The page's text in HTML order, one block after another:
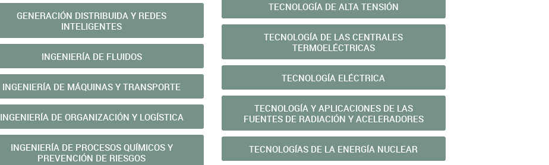
GENERACIÓN DISTRIBUIDA Y REDES
INTELIGENTES
INGENIERÍA DE FLUIDOS
INGENIERÍA DE MÁQUINAS Y TRANSPORTE
INGENIERÍA DE ORGANIZACIÓN Y LOGÍSTICA
INGENIERÍA DE PROCESOS QUÍMICOS Y
PREVENCIÓN DE RIESGOS
TECNOLOGÍA DE ALTA TENSIÓN
TECNOLOGÍA DE LAS CENTRALES
TERMOELÉCTRICAS
TECNOLOGÍA ELÉCTRICA
TECNOLOGÍA Y APLICACIONES DE LAS
FUENTES DE RADIACIÓN Y ACELERADORES
TECNOLOGÍAS DE LA ENERGÍA NUCLEAR